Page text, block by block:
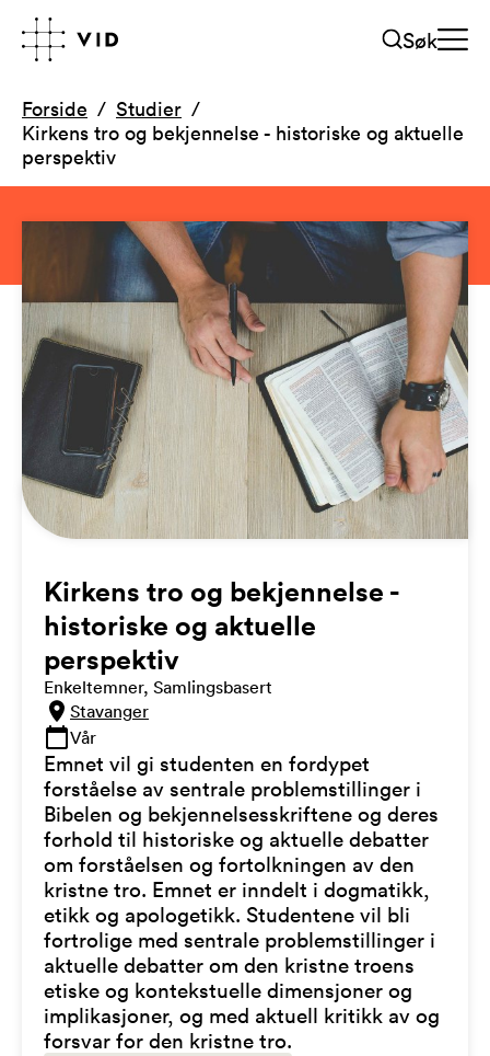
Søk
Forside
Studier
Kirkens tro og bekjennelse - historiske og aktuelle
perspektiv
Kirkens tro og bekjennelse -
historiske og aktuelle
perspektiv
Enkeltemner, Samlingsbasert
Stavanger
Vår
Emnet vil gi studenten en fordypet
forståelse av sentrale problemstillinger i
Bibelen og bekjennelsesskriftene og deres
forhold til historiske og aktuelle debatter
om forståelsen og fortolkningen av den
kristne tro. Emnet er inndelt i dogmatikk,
etikk og apologetikk. Studentene vil bli
fortrolige med sentrale problemstillinger i
aktuelle debatter om den kristne troens
etiske og kontekstuelle dimensjoner og
implikasjoner, og med aktuell kritikk av og
forsvar for den kristne tro.